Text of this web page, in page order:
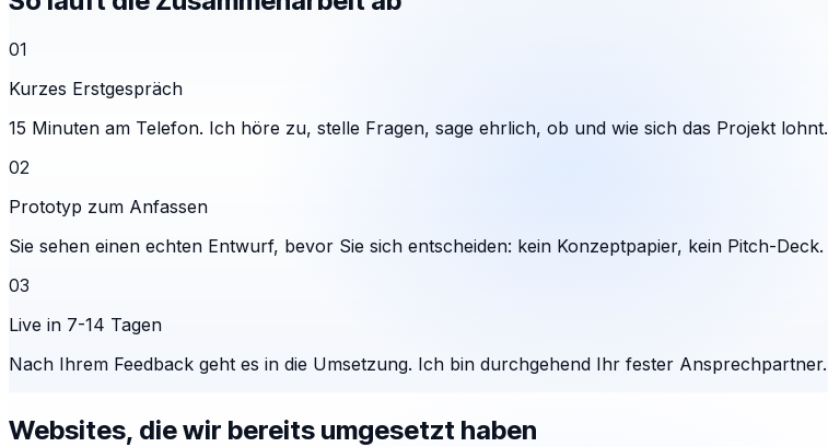
01
Kurzes Erstgespräch
15 Minuten am Telefon. Ich höre zu, stelle Fragen, sage ehrlich, ob und wie sich das Projekt lohnt.
02
Prototyp zum Anfassen
Sie sehen einen echten Entwurf, bevor Sie sich entscheiden: kein Konzeptpapier, kein Pitch-Deck.
03
Live in 7-14 Tagen
Nach Ihrem Feedback geht es in die Umsetzung. Ich bin durchgehend Ihr fester Ansprechpartner.
Websites, die wir bereits umgesetzt haben